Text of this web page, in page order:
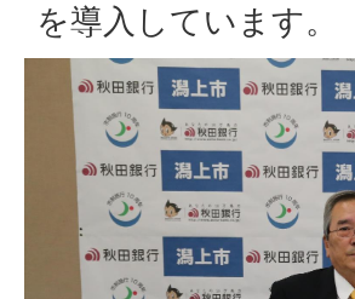
を導入しています。